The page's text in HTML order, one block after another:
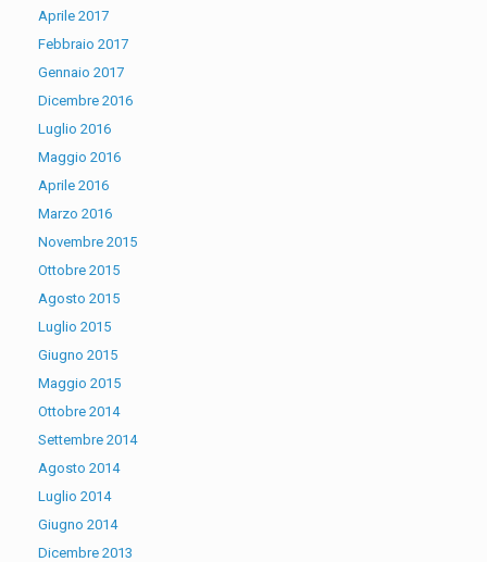
Aprile 2017
Febbraio 2017
Gennaio 2017
Dicembre 2016
Luglio 2016
Maggio 2016
Aprile 2016
Marzo 2016
Novembre 2015
Ottobre 2015
Agosto 2015
Luglio 2015
Giugno 2015
Maggio 2015
Ottobre 2014
Settembre 2014
Agosto 2014
Luglio 2014
Giugno 2014
Dicembre 2013